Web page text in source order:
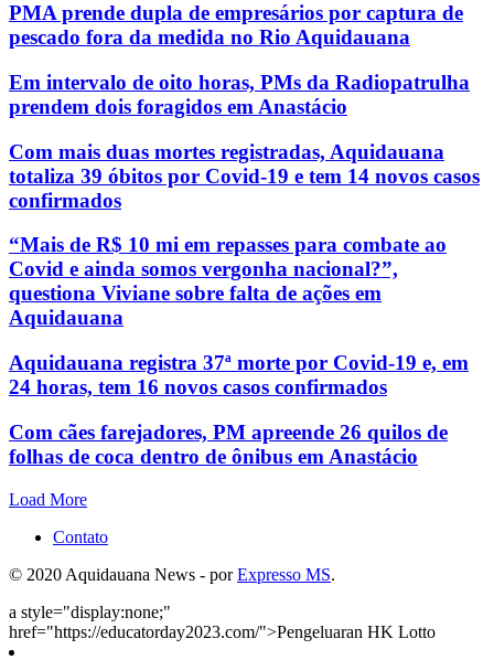
PMA prende dupla de empresários por captura de
pescado fora da medida no Rio Aquidauana
Em intervalo de oito horas, PMs da Radiopatrulha
prendem dois foragidos em Anastácio
Com mais duas mortes registradas, Aquidauana
totaliza 39 óbitos por Covid-19 e tem 14 novos casos
confirmados
“Mais de R$ 10 mi em repasses para combate ao
Covid e ainda somos vergonha nacional?”,
questiona Viviane sobre falta de ações em
Aquidauana
Aquidauana registra 37ª morte por Covid-19 e, em
24 horas, tem 16 novos casos confirmados
Com cães farejadores, PM apreende 26 quilos de
folhas de coca dentro de ônibus em Anastácio
Load More
Contato
© 2020 Aquidauana News - porExpresso MS.
a style="display:none;"
href="https://educatorday2023.com/">Pengeluaran HK Lotto